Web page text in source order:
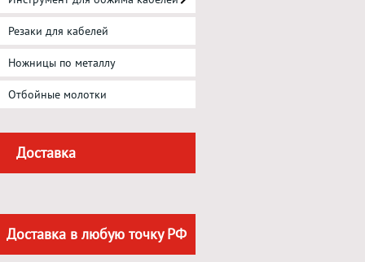
Резаки для кабелей
Ножницы по металлу
Отбойные молотки
Доставка
Доставка в любую точку РФ